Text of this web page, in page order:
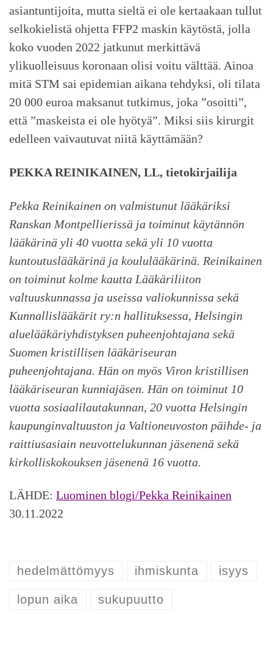
asiantuntijoita, mutta sieltä ei ole kertaakaan tullut
selkokielistä ohjetta FFP2 maskin käytöstä, jolla
koko vuoden 2022 jatkunut merkittävä
ylikuolleisuus koronaan olisi voitu välttää. Ainoa
mitä STM sai epidemian aikana tehdyksi, oli tilata
20 000 euroa maksanut tutkimus, joka ”osoitti”,
että ”maskeista ei ole hyötyä”. Miksi siis kirurgit
edelleen vaivautuvat niitä käyttämään?
PEKKA REINIKAINEN, LL, tietokirjailija
Pekka Reinikainen on valmistunut lääkäriksi
Ranskan Montpellierissä ja toiminut käytännön
lääkärinä yli 40 vuotta sekä yli 10 vuotta
kuntoutuslääkärinä ja koululääkärinä. Reinikainen
on toiminut kolme kautta Lääkäriliiton
valtuuskunnassa ja useissa valiokunnissa sekä
Kunnallislääkärit ry:n hallituksessa, Helsingin
aluelääkäriyhdistyksen puheenjohtajana sekä
Suomen kristillisen lääkäriseuran
puheenjohtajana. Hän on myös Viron kristillisen
lääkäriseuran kunniajäsen. Hän on toiminut 10
vuotta sosiaalilautakunnan, 20 vuotta Helsingin
kaupunginvaltuuston ja Valtioneuvoston päihde- ja
raittiusasiain neuvottelukunnan jäsenenä sekä
kirkolliskokouksen jäsenenä 16 vuotta.
LÄHDE: Luominen blogi/Pekka Reinikainen
30.11.2022
hedelmättömyys ihmiskunta isyys
lopun aika sukupuutto